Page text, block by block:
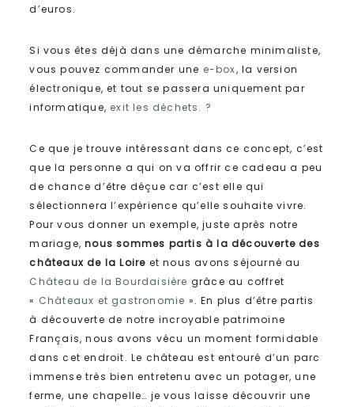
d’euros.
Si vous êtes déjà dans une démarche minimaliste,
vous pouvez commander une e-box, la version
électronique, et tout se passera uniquement par
informatique, exit les déchets. ?
Ce que je trouve intéressant dans ce concept, c’est
que la personne a qui on va offrir ce cadeau a peu
de chance d’être déçue car c’est elle qui
sélectionnera l’expérience qu’elle souhaite vivre.
Pour vous donner un exemple, juste après notre
mariage,nous sommes partis à la découverte des
châteaux de la Loire et nous avons séjourné au
Château de la Bourdaisière grâce au coffret
« Châteaux et gastronomie ». En plus d’être partis
à découverte de notre incroyable patrimoine
Français, nous avons vécu un moment formidable
dans cet endroit. Le château est entouré d’un parc
immense très bien entretenu avec un potager, une
ferme, une chapelle… je vous laisse découvrir une